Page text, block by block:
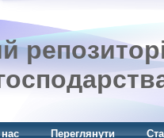
Переглянути